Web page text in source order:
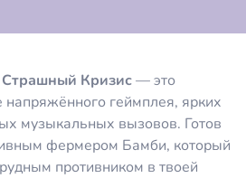
Кризис— это
напряжённого геймплея, ярких
музыкальных вызовов. Готов
фермером Бамби, который
противником в твоей